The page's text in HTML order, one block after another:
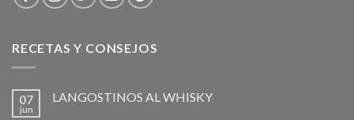
RECETAS Y CONSEJOS
07
jun
LANGOSTINOS AL WHISKY